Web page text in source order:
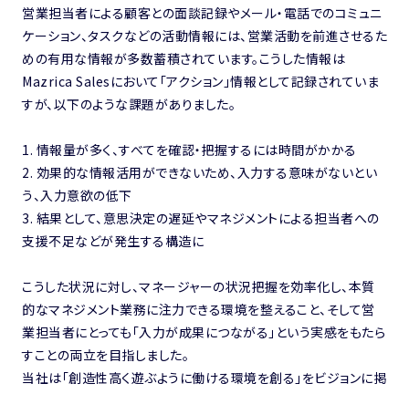
営業担当者による顧客との面談記録やメール・電話でのコミュニ
ケーション、タスクなどの活動情報には、営業活動を前進させるた
めの有用な情報が多数蓄積されています。こうした情報は
Mazrica Salesにおいて「アクション」情報として記録されていま
すが、以下のような課題がありました。
1. 情報量が多く、すべてを確認・把握するには時間がかかる
2. 効果的な情報活用ができないため、入力する意味がないとい
う、入力意欲の低下
3. 結果として、意思決定の遅延やマネジメントによる担当者への
支援不足などが発生する構造に
こうした状況に対し、マネージャーの状況把握を効率化し、本質
的なマネジメント業務に注力できる環境を整えること、そして営
業担当者にとっても「入力が成果につながる」という実感をもたら
すことの両立を目指しました。
当社は「創造性高く遊ぶように働ける環境を創る」をビジョンに掲